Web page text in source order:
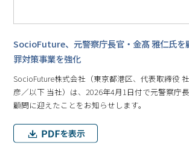
SocioFuture、元警察庁長官・金髙 雅仁氏を
罪対策事業を強化
SocioFuture株式会社（東京都港区、代表取締役
彦／以下 当社）は、2026年4月1日付で元警察庁
顧問に迎えたことをお知らせします。